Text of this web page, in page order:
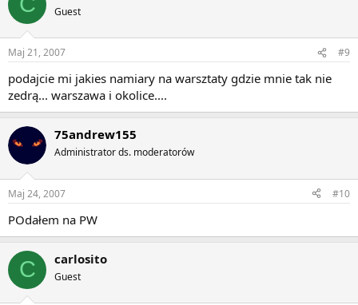
Guest
Maj 21, 2007 #9
podajcie mi jakies namiary na warsztaty gdzie mnie tak nie
zedrą... warszawa i okolice....
75andrew155
Administrator ds. moderatorów
Maj 24, 2007 #10
POdałem na PW
C carlosito
Guest